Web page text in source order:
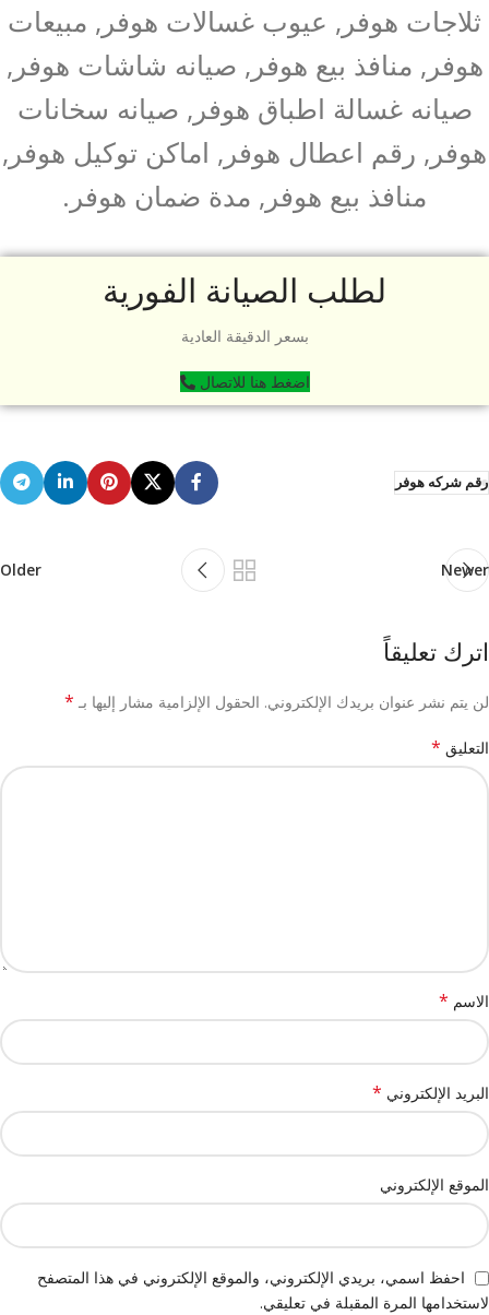
ثلاجات هوفر, عيوب غسالات هوفر, مبيعات
هوفر, منافذ بيع هوفر, صيانه شاشات هوفر,
صيانه غسالة اطباق هوفر, صيانه سخانات
هوفر, رقم اعطال هوفر, اماكن توكيل هوفر,
منافذ بيع هوفر, مدة ضمان هوفر.
لطلب الصيانة الفورية
بسعر الدقيقة العادية
اضغط هنا للاتصال
رقم شركه هوفر
Newer
Older
اترك تعليقاً
لن يتم نشر عنوان بريدك الإلكتروني. الحقول الإلزامية مشار إليها بـ *
التعليق *
الاسم *
البريد الإلكتروني *
الموقع الإلكتروني
احفظ اسمي، بريدي الإلكتروني، والموقع الإلكتروني في هذا المتصفح
لاستخدامها المرة المقبلة في تعليقي.